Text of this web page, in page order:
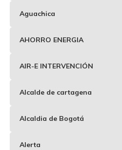
Aguachica
AHORRO ENERGIA
AIR-E INTERVENCIÓN
Alcalde de cartagena
Alcaldia de Bogotá
Alerta